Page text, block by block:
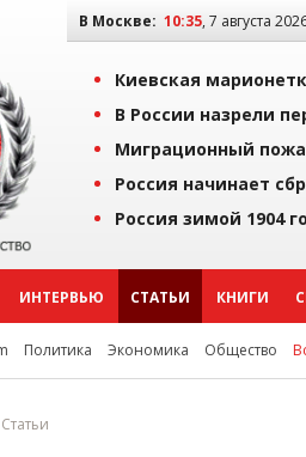
В Москве: 10:35, 7 августа
Киевская
В России назрели
Миграционный
Россия начинает
Россия зимой 1904
ИНТЕРВЬЮ СТАТЬИ КНИГИ
Политика Экономика Общество
Статьи